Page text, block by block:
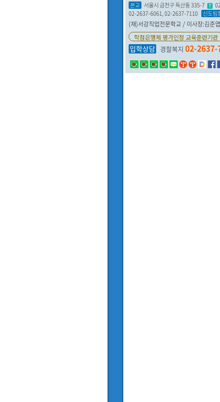
본교 서울시 금천구 독산동 335-7 T
02-2637-6061, 02-2637-7110
신도림
(재)서강직업전문학교 / 이사장:김준
학점은행제 평가인정 교육훈련기관
입학상담 경찰복지02-2637-